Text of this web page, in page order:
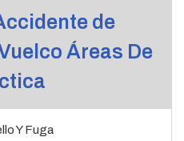
de
Áreas De
Y Fuga